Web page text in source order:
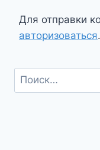
Для отправки
авторизоваться.
Найти: